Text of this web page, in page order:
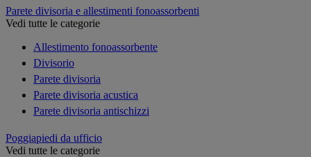
Parete divisoria e allestimenti fonoassorbenti
Vedi tutte le categorie
Allestimento fonoassorbente
Divisorio
Parete divisoria
Parete divisoria acustica
Parete divisoria antischizzi
Poggiapiedi da ufficio
Vedi tutte le categorie